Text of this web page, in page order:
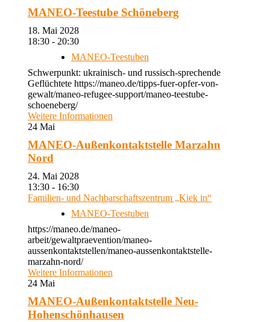
MANEO-Teestube Schöneberg
18. Mai 2028
18:30 - 20:30
MANEO-Teestuben
Schwerpunkt: ukrainisch- und russisch-sprechende
Geflüchtete https://maneo.de/tipps-fuer-opfer-von-
gewalt/maneo-refugee-support/maneo-teestube-
schoeneberg/
Weitere Informationen
24 Mai
MANEO-Außenkontaktstelle Marzahn
Nord
24. Mai 2028
13:30 - 16:30
Familien- und Nachbarschaftszentrum „Kiek in“
MANEO-Teestuben
https://maneo.de/maneo-
arbeit/gewaltpraevention/maneo-
aussenkontaktstellen/maneo-aussenkontaktstelle-
marzahn-nord/
Weitere Informationen
24 Mai
MANEO-Außenkontaktstelle Neu-
Hohenschönhausen